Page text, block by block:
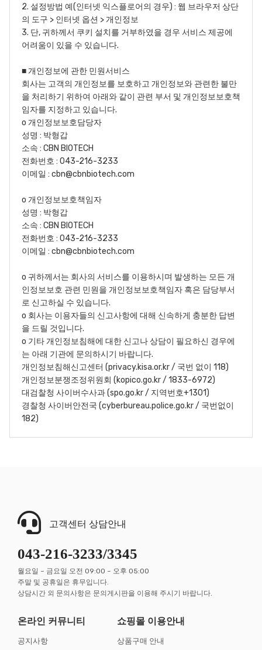
2. 설정방법 예(인터넷 익스플로어의 경우) : 웹 브라우저 상단
의 도구 > 인터넷 옵션 > 개인정보
3. 단, 귀하께서 쿠키 설치를 거부하였을 경우 서비스 제공에
어려움이 있을 수 있습니다.
■ 개인정보에 관한 민원서비스
회사는 고객의 개인정보를 보호하고 개인정보와 관련한 불만
을 처리하기 위하여 아래와 같이 관련 부서 및 개인정보보호책
임자를 지정하고 있습니다.
o 개인정보보호담당자
성명 : 박형갑
소속 : CBN BIOTECH
전화번호 : 043-216-3233
이메일 : cbn@cbnbiotech.com
o 개인정보보호책임자
성명 : 박형갑
소속 : CBN BIOTECH
전화번호 : 043-216-3233
이메일 : cbn@cbnbiotech.com
o 귀하께서는 회사의 서비스를 이용하시며 발생하는 모든 개
인정보보호 관련 민원을 개인정보보호책임자 혹은 담당부서
로 신고하실 수 있습니다.
o 회사는 이용자들의 신고사항에 대해 신속하게 충분한 답변
을 드릴 것입니다.
o 기타 개인정보침해에 대한 신고나 상담이 필요하신 경우에
는 아래 기관에 문의하시기 바랍니다.
개인정보침해신고센터 (privacy.kisa.or.kr / 국번 없이 118)
개인정보분쟁조정위원회 (kopico.go.kr / 1833-6972)
대검찰청 사이버수사과 (spo.go.kr / 지역번호+1301)
경찰청 사이버안전국 (cyberbureau.police.go.kr / 국번없이
182)
고객센터 상담안내
043-216-3233/3345
월요일 ~ 금요일 오전 09:00 ~ 오후 05:00
주말 및 공휴일은 휴무입니다.
상담시간 외 문의사항은 문의게시판을 이용해 주시기 바랍니다.
온라인 커뮤니티
공지사항
쇼핑몰 이용안내
상품구매 안내